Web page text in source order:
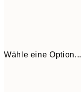
Wähle eine Option...